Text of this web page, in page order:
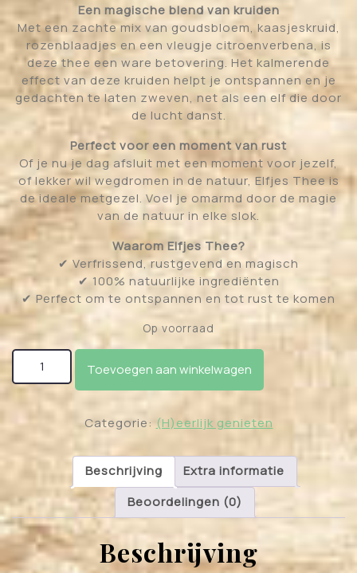
Een magische blend van kruiden
Met een zachte mix van goudsbloem, kaasjeskruid,
rozenblaadjes en een vleugje citroenverbena, is
deze thee een ware betovering. Het kalmerende
effect van deze kruiden helpt je ontspannen en je
gedachten te laten zweven, net als een elf die door
de lucht danst.
Perfect voor een moment van rust
Of je nu je dag afsluit met een moment voor jezelf,
of lekker wil wegdromen in de natuur, Elfjes Thee is
de ideale metgezel. Voel je omarmd door de magie
van de natuur in elke slok.
Waarom Elfjes Thee?
✔ Verfrissend, rustgevend en magisch
✔ 100% natuurlijke ingrediënten
✔ Perfect om te ontspannen en tot rust te komen
Op voorraad
Toevoegen aan winkelwagen
Categorie: (H)eerlijk genieten
Beschrijving
Extra informatie
Beoordelingen (0)
Beschrijving